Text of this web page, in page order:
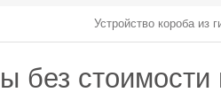
Устройство короба из
без стоимости